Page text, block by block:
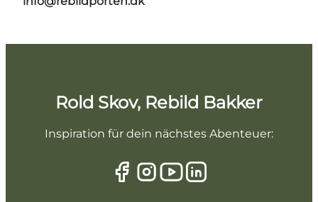
Rold Skov, Rebild Bakker
Inspiration für dein nächstes Abenteuer: